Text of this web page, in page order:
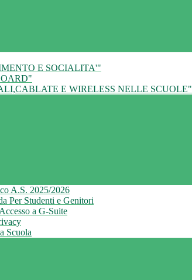
E SOCIALITA'"
E WIRELESS NELLE SCUOLE"
A.S. 2025/2026
Per Studenti e Genitori
a G-Suite
Scuola